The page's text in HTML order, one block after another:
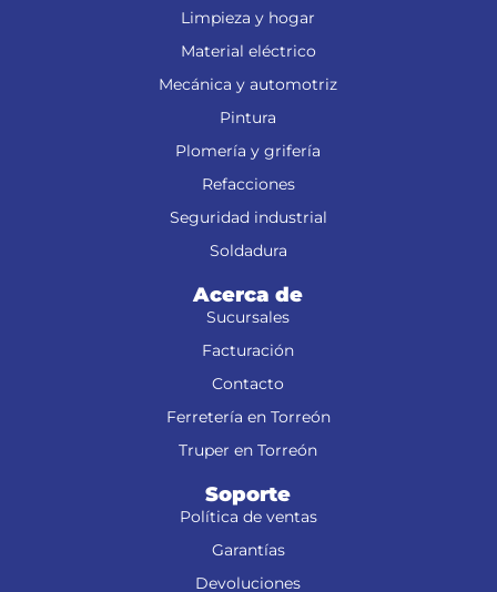
Limpieza y hogar
Material eléctrico
Mecánica y automotriz
Pintura
Plomería y grifería
Refacciones
Seguridad industrial
Soldadura
Acerca de
Sucursales
Facturación
Contacto
Ferretería en Torreón
Truper en Torreón
Soporte
Política de ventas
Garantías
Devoluciones